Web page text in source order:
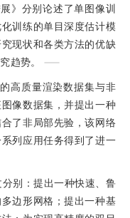
》分别论述了单图像训
训练的单目深度估计模
现状和各类方法的优缺
趋势。
高质量渲染数据集与非
像数据集，并提出一种
了非局部先验，该网络
列应用任务得到了进一
别：提出一种快速、鲁
边形网格；提出一种基